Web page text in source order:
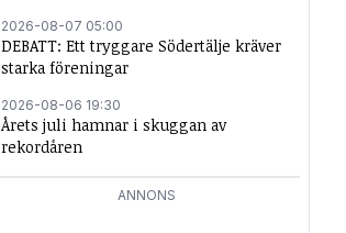
2026-08-07 05:00
DEBATT: Ett tryggare Södertälje kräver
starka föreningar
2026-08-06 19:30
Årets juli hamnar i skuggan av
rekordåren
ANNONS